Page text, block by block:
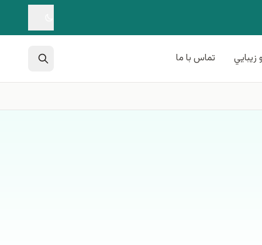
زيبايي تماس با ما